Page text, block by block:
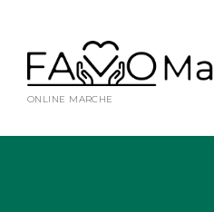
ONLINE MARCHE